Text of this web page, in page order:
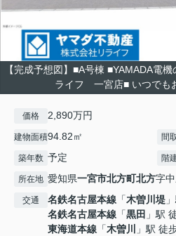
【完成予想図】■A号棟 ■YAMADA
ライフ 一宮店■ いつでも
価格 2,890万円
建物面積94.82㎡ 間
築年数 予定 階
所在地 愛知県一宮市北方町北方字
交通 名鉄名古屋本線 「木曽川堤
名鉄名古屋本線 「黒田 」駅
東海道本線 「木曽川 」駅 徒